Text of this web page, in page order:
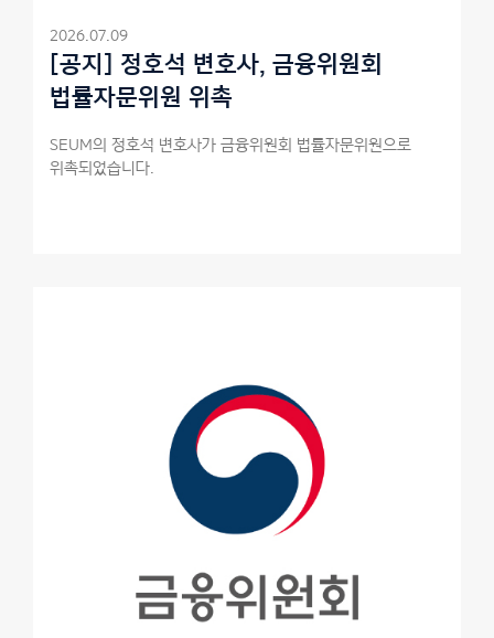
2026.07.09
[공지] 정호석 변호사, 금융위원회
법률자문위원 위촉
SEUM의 정호석 변호사가 금융위원회 법률자문위원으로
위촉되었습니다.